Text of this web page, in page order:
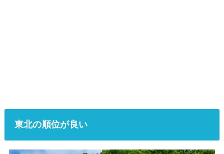
東北の順位が良い